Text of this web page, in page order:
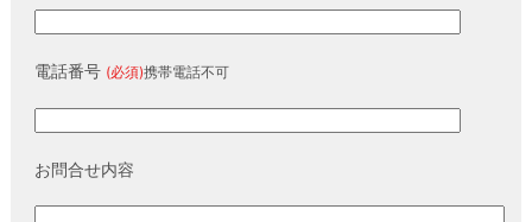
電話番号 (必須)携帯電話不可
お問合せ内容